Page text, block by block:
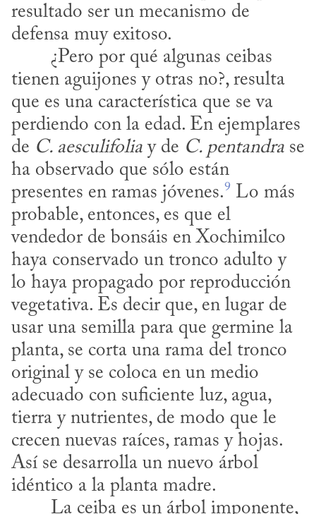
resultado ser un mecanismo de
defensa muy exitoso.
tienen aguijones y otras no?, resulta
que es una característica que se va
perdiendo con la edad. En ejemplares
de C. aesculifolia y de C. pentandra se
ha observado que sólo están
presentes en ramas jóvenes.9 Lo más
probable, entonces, es que el
vendedor de bonsáis en Xochimilco
haya conservado un tronco adulto y
lo haya propagado por reproducción
vegetativa. Es decir que, en lugar de
usar una semilla para que germine la
planta, se corta una rama del tronco
original y se coloca en un medio
adecuado con suficiente luz, agua,
tierra y nutrientes, de modo que le
crecen nuevas raíces, ramas y hojas.
Así se desarrolla un nuevo árbol
idéntico a la planta madre.